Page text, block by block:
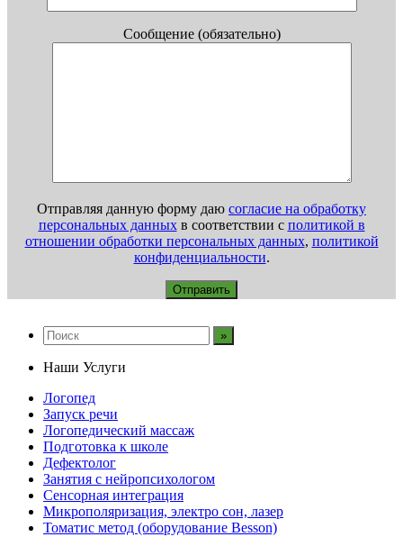
Сообщение (обязательно)
Отправляя данную форму даю согласие на обработку
персональных данныхв соответствии с политикой в
отношении обработки персональных данных, политикой
конфиденциальности.
Наши Услуги
Логопед
Запуск речи
Логопедический массаж
Подготовка к школе
Дефектолог
Занятия с нейропсихологом
Сенсорная интеграция
Микрополяризация, электро сон, лазер
Томатис метод (оборудование Besson)